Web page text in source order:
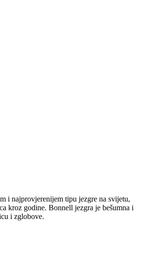
i najprovjerenijem tipu jezgre na svijetu,
kroz godine. Bonnell jezgra je bešumna i
i zglobove.